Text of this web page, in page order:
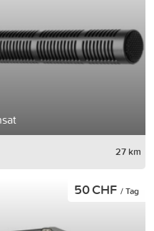
27 km
50 CHF / Tag